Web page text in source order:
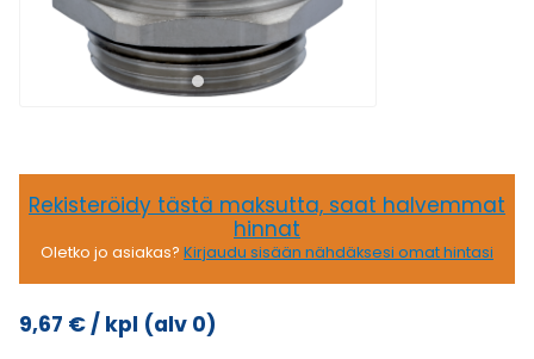
Rekisteröidy tästä maksutta, saat halvemmat
hinnat
Oletko jo asiakas? Kirjaudu sisään nähdäksesi omat hintasi
9,67 €/ kpl (alv 0)